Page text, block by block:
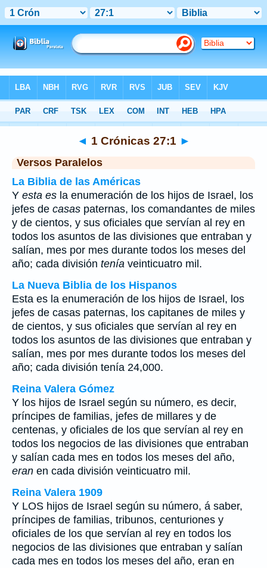
>1 Crónicas Capítulo 27 > Verso 1
◄ 1 Crónicas 27:1 ►
Versos Paralelos
La Biblia de las Américas
Y esta es la enumeración de los hijos de Israel, los
jefes de casas paternas, los comandantes de miles
y de cientos, y sus oficiales que servían al rey en
todos los asuntos de las divisiones que entraban y
salían, mes por mes durante todos los meses del
año; cada división tenía veinticuatro mil.
La Nueva Biblia de los Hispanos
Esta es la enumeración de los hijos de Israel, los
jefes de casas paternas, los capitanes de miles y
de cientos, y sus oficiales que servían al rey en
todos los asuntos de las divisiones que entraban y
salían, mes por mes durante todos los meses del
año; cada división tenía 24,000.
Reina Valera Gómez
Y los hijos de Israel según su número, es decir,
príncipes de familias, jefes de millares y de
centenas, y oficiales de los que servían al rey en
todos los negocios de las divisiones que entraban
y salían cada mes en todos los meses del año,
eran en cada división veinticuatro mil.
Reina Valera 1909
Y LOS hijos de Israel según su número, á saber,
príncipes de familias, tribunos, centuriones y
oficiales de los que servían al rey en todos los
negocios de las divisiones que entraban y salían
cada mes en todos los meses del año, eran en